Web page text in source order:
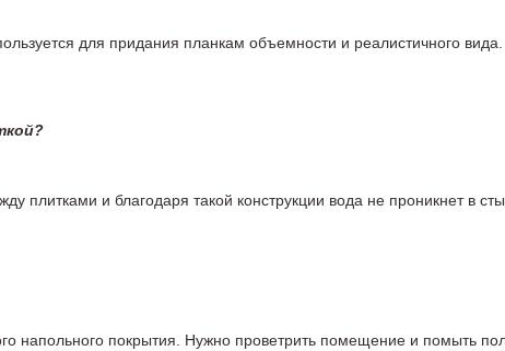
для придания планкам объемности и реалистичного
плитками и благодаря такой конструкции вода не проникнет в
напольного покрытия. Нужно проветрить помещение и помыть